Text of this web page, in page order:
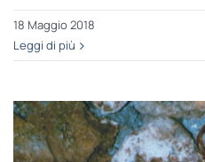
18 Maggio 2018
Leggi di più